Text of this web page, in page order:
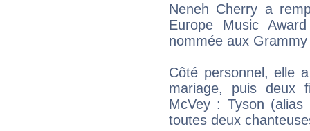
Neneh Cherry a
Europe Music
nommée aux
Côté personnel, elle
mariage, puis deux
McVey : Tyson
toutes deux